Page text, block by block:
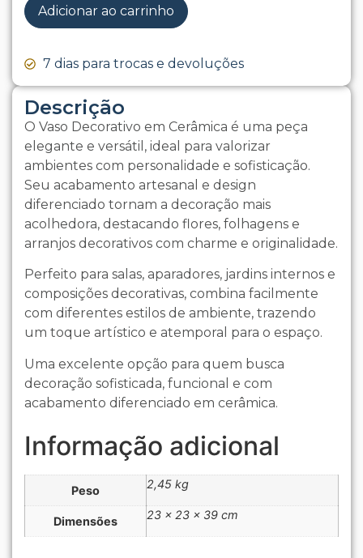
Descrição
O Vaso Decorativo em Cerâmica é uma peça
elegante e versátil, ideal para valorizar
ambientes com personalidade e sofisticação.
Seu acabamento artesanal e design
diferenciado tornam a decoração mais
acolhedora, destacando flores, folhagens e
arranjos decorativos com charme e originalidade.
Perfeito para salas, aparadores, jardins internos e
composições decorativas, combina facilmente
com diferentes estilos de ambiente, trazendo
um toque artístico e atemporal para o espaço.
Uma excelente opção para quem busca
decoração sofisticada, funcional e com
acabamento diferenciado em cerâmica.
Informação adicional
Peso 2,45 kg
Dimensões 23 × 23 × 39 cm
Adicionar ao carrinho
7 dias para trocas e devoluções